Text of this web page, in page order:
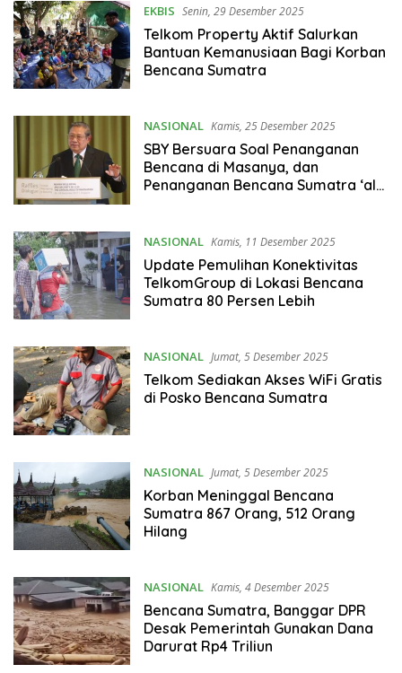
EKBIS Senin, 29 Desember 2025
Telkom Property Aktif Salurkan
Bantuan Kemanusiaan Bagi Korban
Bencana Sumatra
NASIONAL Kamis, 25 Desember 2025
SBY Bersuara Soal Penanganan
Bencana di Masanya, dan
Penanganan Bencana Sumatra ‘ala’
NASIONAL Kamis, 11 Desember 2025
Update Pemulihan Konektivitas
TelkomGroup di Lokasi Bencana
Sumatra 80 Persen Lebih
NASIONAL Jumat, 5 Desember 2025
Telkom Sediakan Akses WiFi Gratis
di Posko Bencana Sumatra
NASIONAL Jumat, 5 Desember 2025
Korban Meninggal Bencana
Sumatra 867 Orang, 512 Orang
Hilang
NASIONAL Kamis, 4 Desember 2025
Bencana Sumatra, Banggar DPR
Desak Pemerintah Gunakan Dana
Darurat Rp4 Triliun